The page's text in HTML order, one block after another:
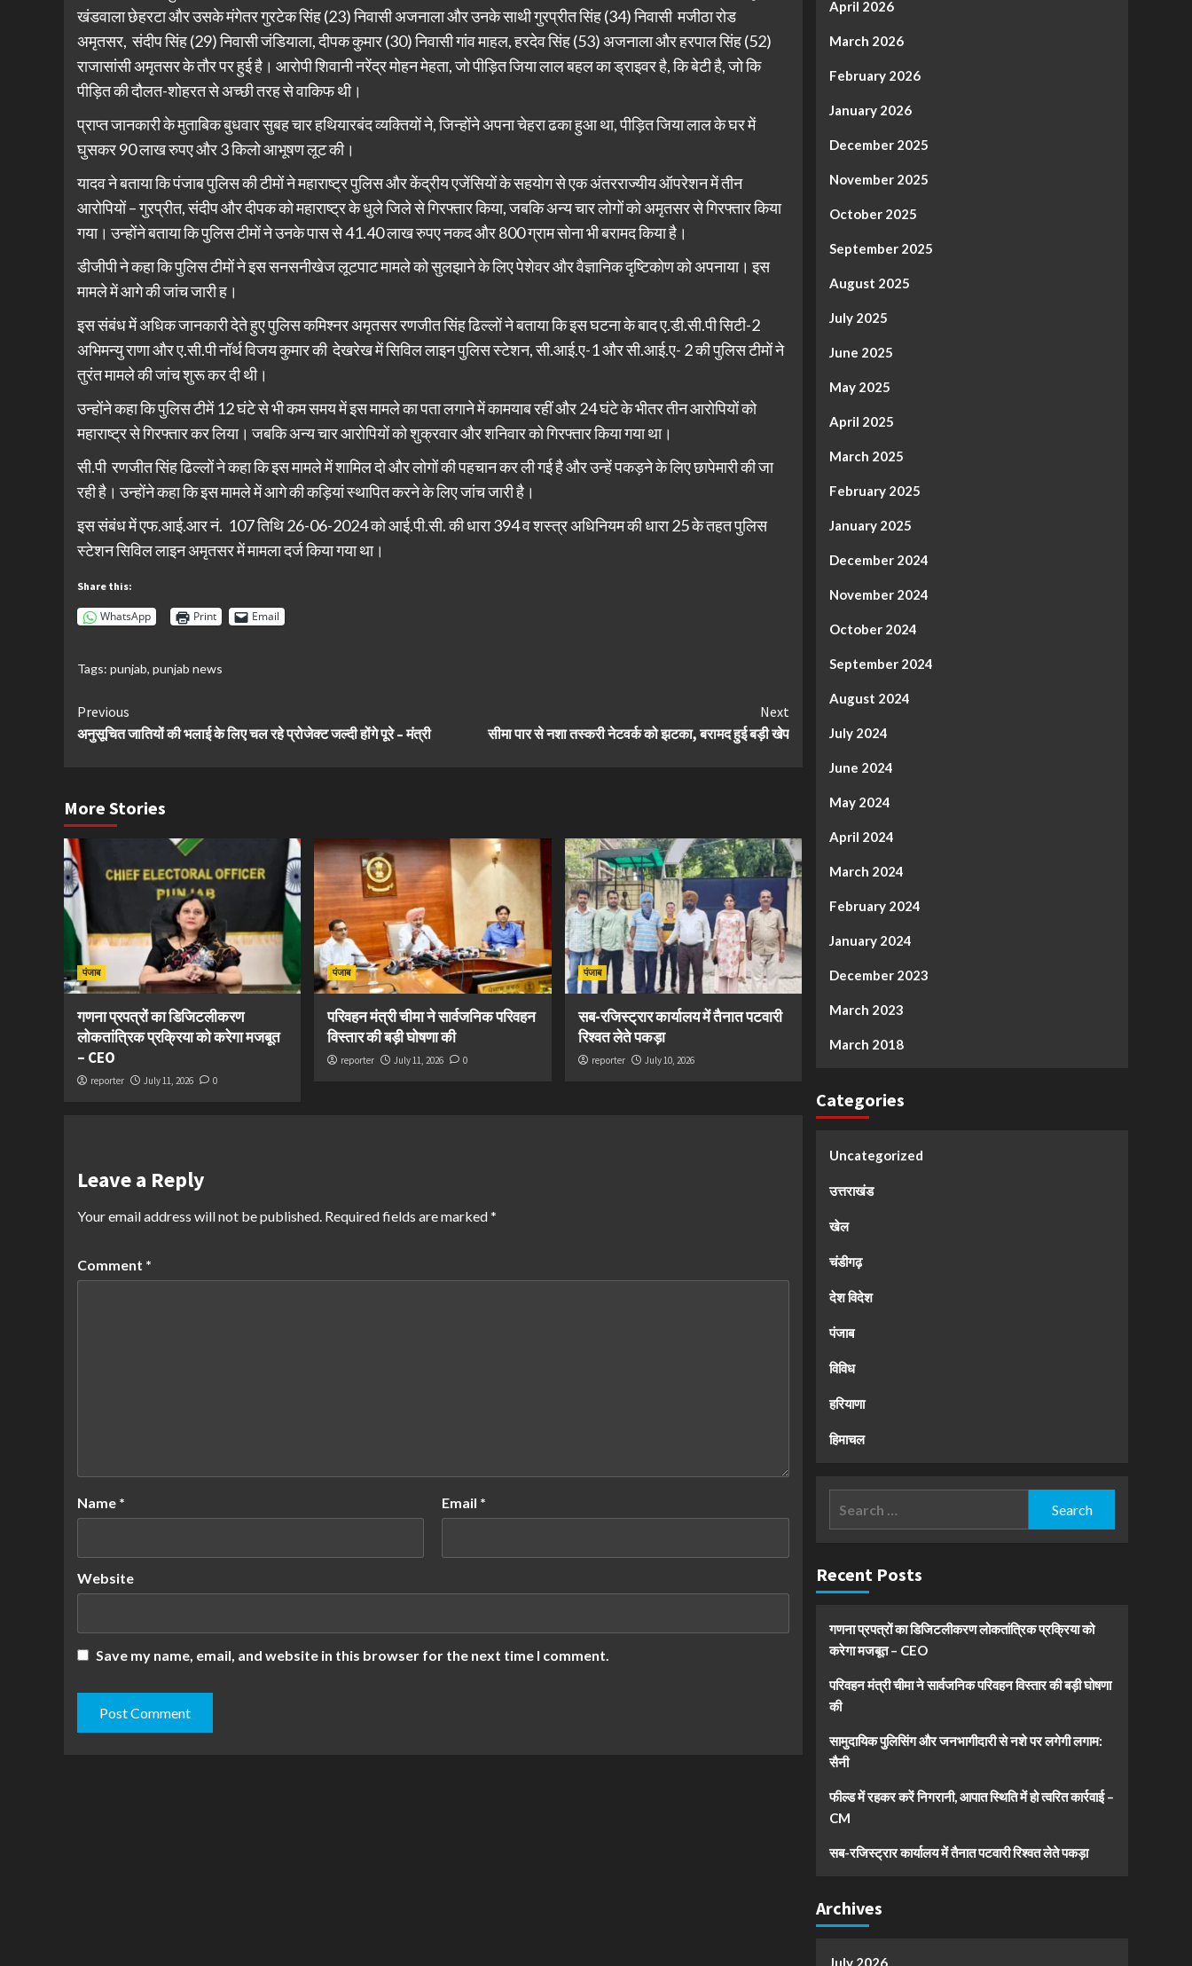
खंडवाला छेहरटा और उसके मंगेतर गुरटेक सिंह (23) निवासी अजनाला और उनके साथी गुरप्रीत सिंह (34) निवासी मजीठा रोड
अमृतसर, संदीप सिंह (29) निवासी जंडियाला, दीपक कुमार (30) निवासी गांव माहल, हरदेव सिंह (53) अजनाला और हरपाल सिंह (52)
राजासांसी अमृतसर के तौर पर हुई है। आरोपी शिवानी नरेंद्र मोहन मेहता, जो पीड़ित जिया लाल बहल का ड्राइवर है, कि बेटी है, जो कि
पीड़ित की दौलत-शोहरत से अच्छी तरह से वाकिफ थी।
प्राप्त जानकारी के मुताबिक बुधवार सुबह चार हथियारबंद व्यक्तियों ने, जिन्होंने अपना चेहरा ढका हुआ था, पीड़ित जिया लाल के घर में
घुसकर 90 लाख रुपए और 3 किलो आभूषण लूट की।
यादव ने बताया कि पंजाब पुलिस की टीमों ने महाराष्ट्र पुलिस और केंद्रीय एजेंसियों के सहयोग से एक अंतरराज्यीय ऑपरेशन में तीन
आरोपियों – गुरप्रीत, संदीप और दीपक को महाराष्ट्र के धुले जिले से गिरफ्तार किया, जबकि अन्य चार लोगों को अमृतसर से गिरफ्तार किया
गया। उन्होंने बताया कि पुलिस टीमों ने उनके पास से 41.40 लाख रुपए नकद और 800 ग्राम सोना भी बरामद किया है।
डीजीपी ने कहा कि पुलिस टीमों ने इस सनसनीखेज लूटपाट मामले को सुलझाने के लिए पेशेवर और वैज्ञानिक दृष्टिकोण को अपनाया। इस
मामले में आगे की जांच जारी ह।
इस संबंध में अधिक जानकारी देते हुए पुलिस कमिश्नर अमृतसर रणजीत सिंह ढिल्लों ने बताया कि इस घटना के बाद ए.डी.सी.पी सिटी-2
अभिमन्यु राणा और ए.सी.पी नॉर्थ विजय कुमार की देखरेख में सिविल लाइन पुलिस स्टेशन, सी.आई.ए-1 और सी.आई.ए- 2 की पुलिस टीमों ने
तुरंत मामले की जांच शुरू कर दी थी।
उन्होंने कहा कि पुलिस टीमें 12 घंटे से भी कम समय में इस मामले का पता लगाने में कामयाब रहीं और 24 घंटे के भीतर तीन आरोपियों को
महाराष्ट्र से गिरफ्तार कर लिया। जबकि अन्य चार आरोपियों को शुक्रवार और शनिवार को गिरफ्तार किया गया था।
सी.पी रणजीत सिंह ढिल्लों ने कहा कि इस मामले में शामिल दो और लोगों की पहचान कर ली गई है और उन्हें पकड़ने के लिए छापेमारी की जा
रही है। उन्होंने कहा कि इस मामले में आगे की कड़ियां स्थापित करने के लिए जांच जारी है।
इस संबंध में एफ.आई.आर नं. 107 तिथि 26-06-2024 को आई.पी.सी. की धारा 394 व शस्त्र अधिनियम की धारा 25 के तहत पुलिस
स्टेशन सिविल लाइन अमृतसर में मामला दर्ज किया गया था।
Share this:
WhatsApp Print Email
Tags: punjab, punjab news
Continue
Reading
Previous
अनुसूचित जातियों की भलाई के लिए चल रहे प्रोजेक्ट जल्दी होंगे पूरे – मंत्री
Next
सीमा पार से नशा तस्करी नेटवर्क को झटका, बरामद हुई बड़ी खेप
More Stories
पंजाब
गणना प्रपत्रों का डिजिटलीकरण
लोकतांत्रिक प्रक्रिया को करेगा मजबूत
– CEO
reporter July 11, 2026 0
पंजाब
परिवहन मंत्री चीमा ने सार्वजनिक परिवहन
विस्तार की बड़ी घोषणा की
reporter July 11, 2026 0
पंजाब
सब-रजिस्ट्रार कार्यालय में तैनात पटवारी
रिश्वत लेते पकड़ा
reporter July 10, 2026
Leave a Reply
Your email address will not be published. Required fields are marked*
Comment *
Name * Email *
Website
Save my name, email, and website in this browser for the next time I comment.
April 2026
March 2026
February 2026
January 2026
December 2025
November 2025
October 2025
September 2025
August 2025
July 2025
June 2025
May 2025
April 2025
March 2025
February 2025
January 2025
December 2024
November 2024
October 2024
September 2024
August 2024
July 2024
June 2024
May 2024
April 2024
March 2024
February 2024
January 2024
December 2023
March 2023
March 2018
Categories
Uncategorized
उत्तराखंड
खेल
चंडीगढ़
देश विदेश
पंजाब
विविध
हरियाणा
हिमाचल
Recent Posts
गणना प्रपत्रों का डिजिटलीकरण लोकतांत्रिक प्रक्रिया को
करेगा मजबूत – CEO
परिवहन मंत्री चीमा ने सार्वजनिक परिवहन विस्तार की बड़ी घोषणा
की
सामुदायिक पुलिसिंग और जनभागीदारी से नशे पर लगेगी लगाम:
सैनी
फील्ड में रहकर करें निगरानी, आपात स्थिति में हो त्वरित कार्रवाई –
CM
सब-रजिस्ट्रार कार्यालय में तैनात पटवारी रिश्वत लेते पकड़ा
Archives
July 2026